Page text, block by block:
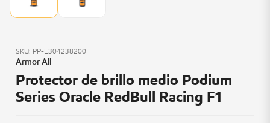
SKU: PP-E304238200
Armor All
Protector de brillo medio Podium
Series Oracle RedBull Racing F1